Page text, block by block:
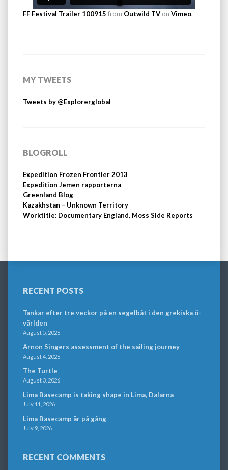
FF Festival Trailer 100915 from Outwild TV on Vimeo.
MY TWEETS
Tweets by @Explorerglobal
BLOGROLL
Expedition Frozen Frontier 2013
Expedition Jemen rapporterna
Greenland Blog
Kazakhstan – Unknown Territory
Worktitle: Documentary England, Moss Side Reports
RECENT POSTS
Tankar efter tre veckor på en segelbåt i den grekiska ö-
världen
August 5, 2026
Arnon Singers assessment of the sailing journey
August 4, 2026
The Turtle
August 3, 2026
Lima Basecamp is taking shape in Lima, Dalarna
July 11, 2026
Lima Basecamp är på gång
July 9, 2026
RECENT COMMENTS